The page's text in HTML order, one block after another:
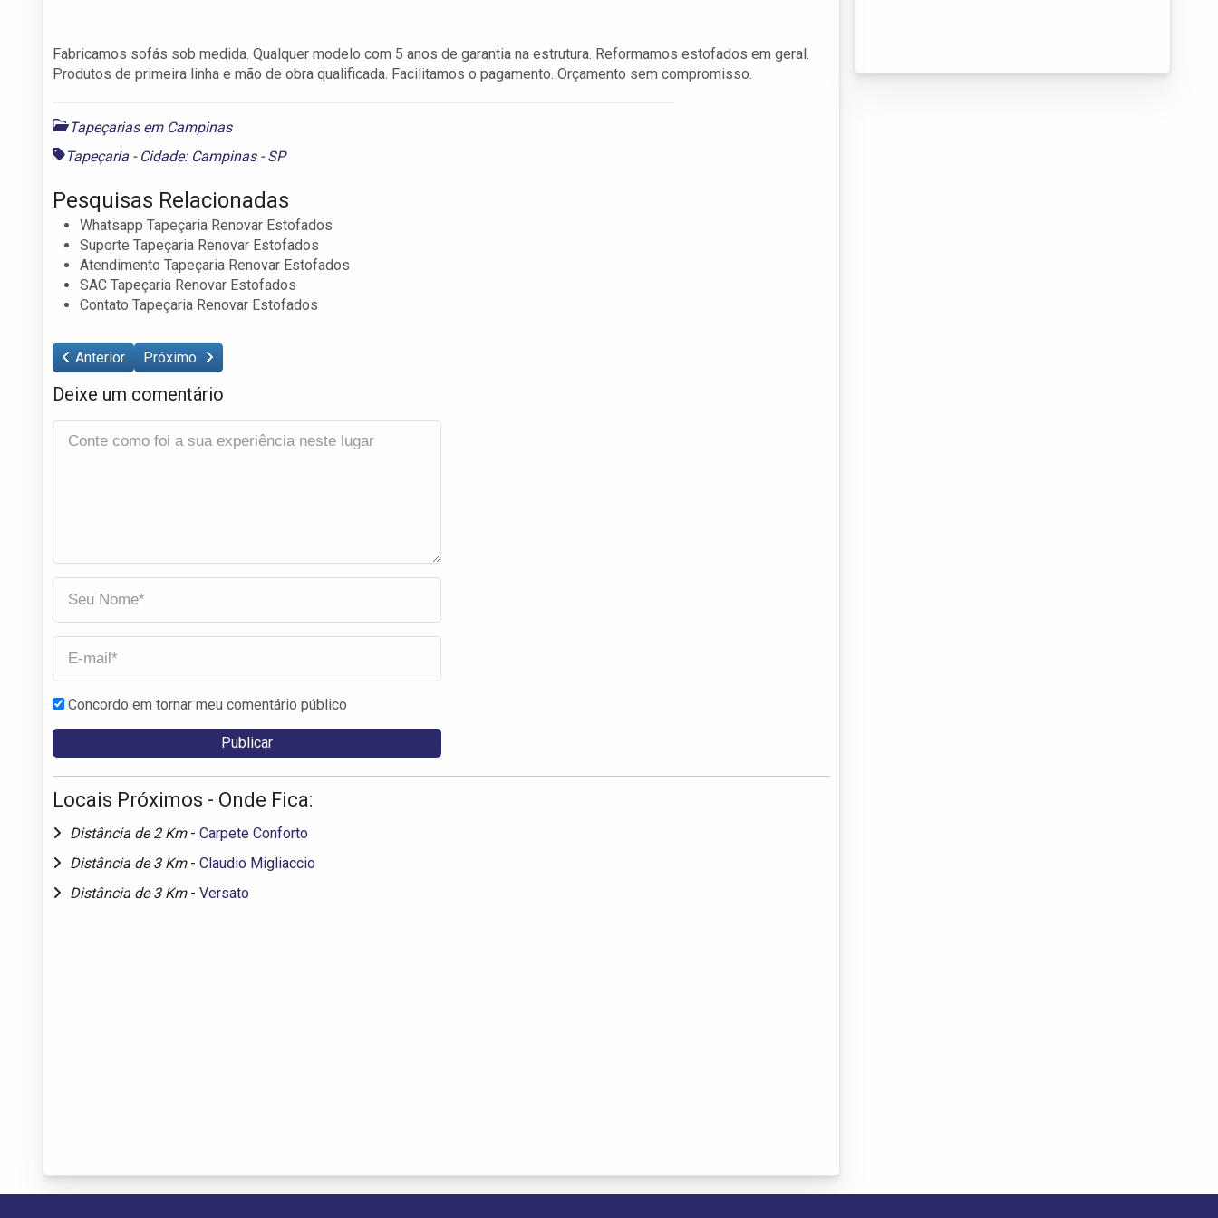
Fabricamos sofás sob medida. Qualquer modelo com 5 anos de garantia na estrutura. Reformamos estofados em geral.
Produtos de primeira linha e mão de obra qualificada. Facilitamos o pagamento. Orçamento sem compromisso.
Tapeçarias em Campinas
Tapeçaria - Cidade: Campinas - SP
Pesquisas Relacionadas
Whatsapp Tapeçaria Renovar Estofados
Suporte Tapeçaria Renovar Estofados
Atendimento Tapeçaria Renovar Estofados
SAC Tapeçaria Renovar Estofados
Contato Tapeçaria Renovar Estofados
Anterior Próximo
Deixe um comentário
Concordo em tornar meu comentário público
Locais Próximos - Onde Fica:
Distância de 2 Km - Carpete Conforto
Distância de 3 Km - Claudio Migliaccio
Distância de 3 Km - Versato